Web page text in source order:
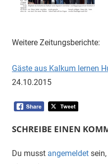
Weitere Zeitungsberichte:
Gäste aus Kalkum lernen
24.10.2015
SCHREIBE EINEN
Du musst angemeldet